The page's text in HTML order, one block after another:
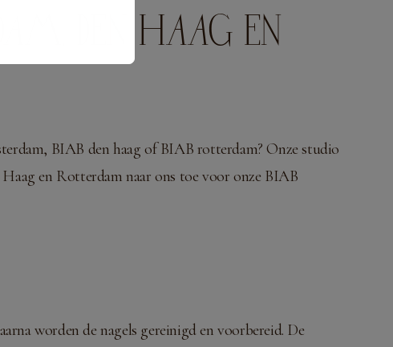
DEN HAAG EN
BIAB den haag of BIAB rotterdam? Onze studio
en Rotterdam naar ons toe voor onze BIAB
worden de nagels gereinigd en voorbereid. De